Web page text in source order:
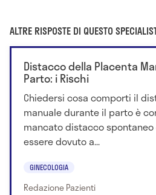
ALTRE RISPOSTE DI QUESTO
Distacco della Placenta
Parto: i Rischi
Chiedersi cosa comporti il
manuale durante il parto è
mancato distacco
essere dovuto a...
GINECOLOGIA
Redazione Pazienti